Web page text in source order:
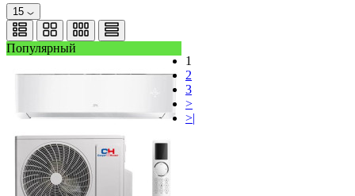
15
Популярный
1
2
3
>
>|